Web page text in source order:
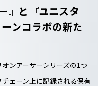
』と『ユニスタ
ンコラボの新た
ンアーサーシリーズの1つ
ェーン上に記録される保有